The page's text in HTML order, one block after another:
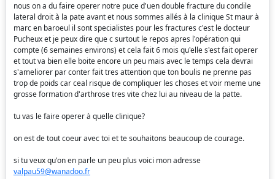
nous on a du faire operer notre puce d'uen double fracture du condile
lateral droit à la pate avant et nous sommes allés à la clinique St maur à
marc en baroeul il sont specialistes pour les fractures c'est le docteur
Pucheux et je peux dire que c surtout le repos apres l'opération qui
compte (6 semaines environs) et cela fait 6 mois qu'elle s'est fait operer
et tout va bien elle boite encore un peu mais avec le temps cela devrai
s'ameliorer par conter fait tres attention que ton boulis ne prenne pas
trop de poids car ceal risque de compliquer les choses et voir meme une
grosse formation d'arthrose tres vite chez lui au niveau de la patte.
tu vas le faire operer à quelle clinique?
on est de tout coeur avec toi et te souhaitons beaucoup de courage.
si tu veux qu'on en parle un peu plus voici mon adresse
valpau59@wanadoo.fr